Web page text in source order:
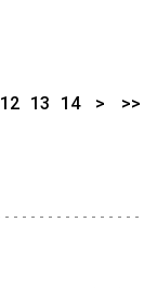
12 13 14 > >>